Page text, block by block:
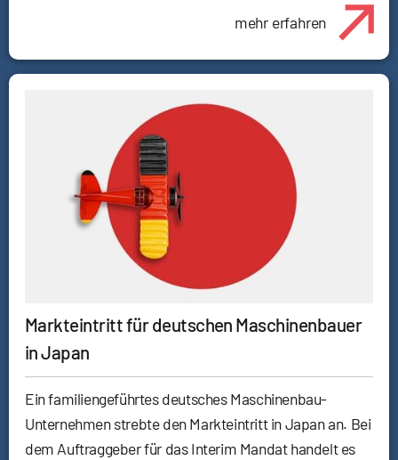
mehr erfahren
Markteintritt für deutschen Maschinenbauer
in Japan
Ein familiengeführtes deutsches Maschinenbau-
Unternehmen strebte den Markteintritt in Japan an. Bei
dem Auftraggeber für das Interim Mandat handelt es